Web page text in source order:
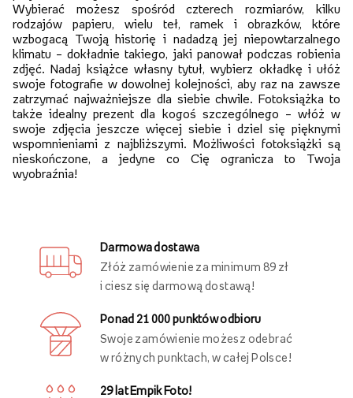
Wybierać możesz spośród czterech rozmiarów, kilku
rodzajów papieru, wielu teł, ramek i obrazków, które
wzbogacą Twoją historię i nadadzą jej niepowtarzalnego
klimatu – dokładnie takiego, jaki panował podczas robienia
zdjęć. Nadaj książce własny tytuł, wybierz okładkę i ułóż
swoje fotografie w dowolnej kolejności, aby raz na zawsze
zatrzymać najważniejsze dla siebie chwile. Fotoksiążka to
także idealny prezent dla kogoś szczególnego – włóż w
swoje zdjęcia jeszcze więcej siebie i dziel się pięknymi
wspomnieniami z najbliższymi. Możliwości fotoksiążki są
nieskończone, a jedyne co Cię ogranicza to Twoja
wyobraźnia!
Darmowa dostawa
Złóż zamówienie za minimum 89 zł
i ciesz się darmową dostawą!
Ponad 21 000 punktów odbioru
Swoje zamówienie możesz odebrać
w różnych punktach, w całej Polsce!
29 lat Empik Foto!